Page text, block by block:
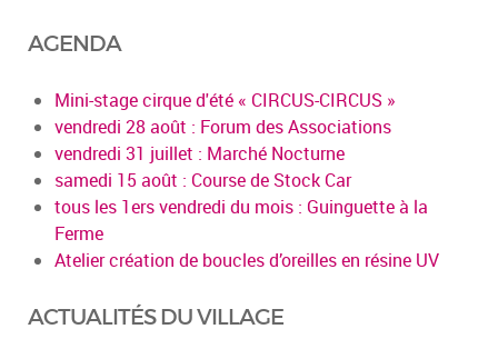
AGENDA
Mini-stage cirque d'été « CIRCUS-CIRCUS »
vendredi 28 août : Forum des Associations
vendredi 31 juillet : Marché Nocturne
samedi 15 août : Course de Stock Car
tous les 1ers vendredi du mois : Guinguette à la
Ferme
Atelier création de boucles d’oreilles en résine UV
ACTUALITÉS DU VILLAGE